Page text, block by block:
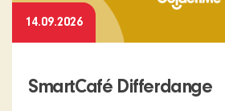
14.09.2026
SmartCafé Differdange